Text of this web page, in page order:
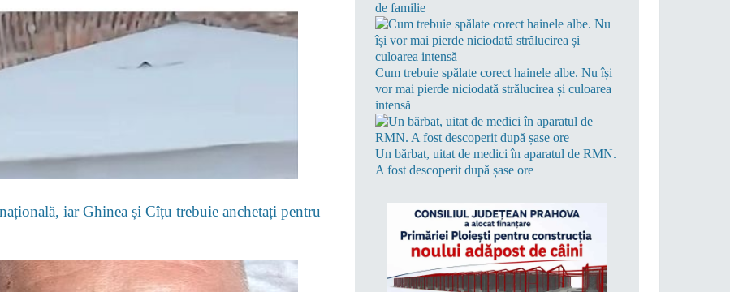
iar Ghinea și Cîțu trebuie anchetați pentru
de familie
Cum trebuie spălate corect hainele albe. Nu își
vor mai pierde niciodată strălucirea și culoarea
intensă
Un bărbat, uitat de medici în aparatul de RMN.
A fost descoperit după șase ore